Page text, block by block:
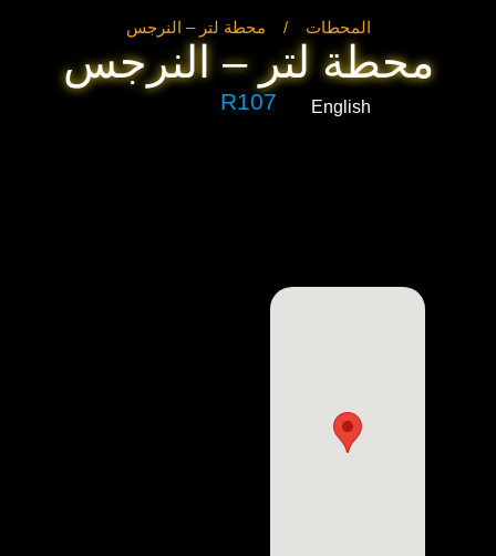
English
المحطات / محطة لتر – النرجس
محطة لتر – النرجس
R107